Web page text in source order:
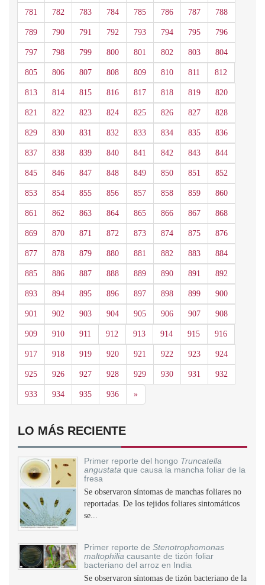
781 782 783 784 785 786 787 788
789 790 791 792 793 794 795 796
797 798 799 800 801 802 803 804
805 806 807 808 809 810 811 812
813 814 815 816 817 818 819 820
821 822 823 824 825 826 827 828
829 830 831 832 833 834 835 836
837 838 839 840 841 842 843 844
845 846 847 848 849 850 851 852
853 854 855 856 857 858 859 860
861 862 863 864 865 866 867 868
869 870 871 872 873 874 875 876
877 878 879 880 881 882 883 884
885 886 887 888 889 890 891 892
893 894 895 896 897 898 899 900
901 902 903 904 905 906 907 908
909 910 911 912 913 914 915 916
917 918 919 920 921 922 923 924
925 926 927 928 929 930 931 932
933 934 935 936 »Siguiente
LO MÁS RECIENTE
Primer reporte del hongo Truncatella
angustata que causa la mancha foliar de la
fresa
Se observaron síntomas de manchas foliares no
reportadas. De los tejidos foliares sintomáticos
se...
Primer reporte de Stenotrophomonas
maltophilia causante de tizón foliar
bacteriano del arroz en India
Se observaron síntomas de tizón bacteriano de la